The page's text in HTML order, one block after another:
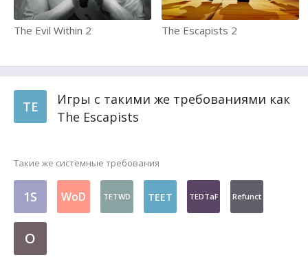
The Evil Within 2 The Escapists 2
TE
Игры с такими же требованиями как
The Escapists
Такие же системные требования
1S WoD TETWD TEET TEDTaF Refunct
O